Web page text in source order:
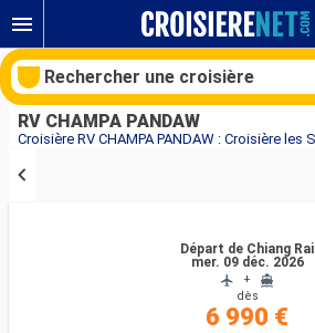
RV CHAMPA PANDAW
Départ de Chiang Rai
mer. 09 déc. 2026
+
dès
6 990 €
Rechercher une croisière